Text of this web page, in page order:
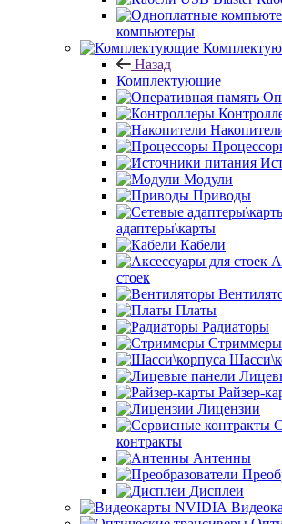
компьютеры
Назад
Комплектующие
Модули
Приводы
адаптеры\карты
Кабели
стоек
Платы
Радиаторы
Стриммеры
Райзер-
Лицензии
контракты
Антенны
Дисплеи